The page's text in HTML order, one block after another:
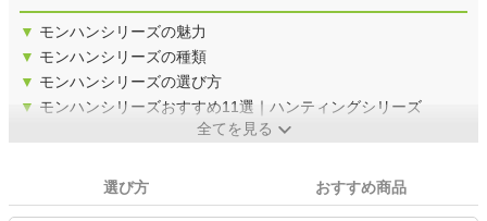
▼ モンハンシリーズの魅力
▼ モンハンシリーズの種類
▼ モンハンシリーズの選び方
▼ モンハンシリーズおすすめ11選｜ハンティングシリーズ
全てを見る
選び方 おすすめ商品